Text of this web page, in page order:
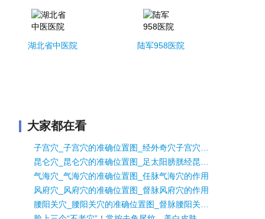
湖北省中医院 陆军958医院
大家都在看
气海穴_气海穴的准确位置图_任脉气海穴的作用
风府穴_风府穴的准确位置图_督脉风府穴的作用